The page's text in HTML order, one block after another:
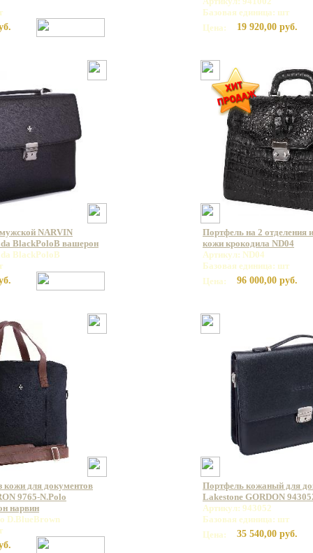
Базовая единица: шт
Цена:
19 920,00 руб.
NARVIN
BlackPoloB вашерон
BlackPoloB
Портфель на 2 отделения
кожи крокодила ND04
Артикул: ND04
Базовая единица: шт
Цена:
96 000,00 руб.
для документов
9765-N.Polo
нарвин
D.BlueBrown
Портфель кожаный для
Lakestone GORDON
Артикул: 943052
Базовая единица: шт
Цена:
35 540,00 руб.